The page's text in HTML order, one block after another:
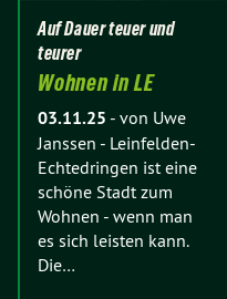
Auf Dauer teuer und
teurer
Wohnen in LE
03.11.25 - von Uwe
Janssen - Leinfelden-
Echtedringen ist eine
schöne Stadt zum
Wohnen - wenn man
es sich leisten kann.
Die…